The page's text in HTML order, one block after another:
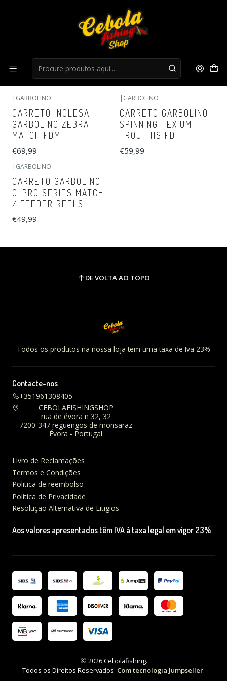
Carretos Inglesa
Carretos Inglesa
FILTROS
| GARBOLINO
CARRETO INGLESA
GARBOLINO ZEBRA
MATCH FDM
€69,99
| GARBOLINO
CARRETO GARBOLINO
SPINNING HEXIUM
TROUT HS FD
€59,99
| GARBOLINO
CARRETO GARBOLINO
G-PRO SERIES MATCH
/ FEEDER REELS
€49,99
DE VOLTA AO TOPO
Todos os produtos na nossa loja tem uma taxa de Iva 23%
Contacte-nos
+351961308405
CEBOLAFISHINGSHOP
rua de évora n 32, 32
7200-347 reguengos de monsaraz
Évora - Portugal
Livro de Reclamações
Termos e Condições
Politica de reembolso
Política de Privacidade
Resolução Alternativa de Litigios
Aos valores apresentados têm IVA à taxa legal em vigor 23%
2026 Cebolafishing.
Todos os Direitos Reservados. Com tecnologia Jumpseller.